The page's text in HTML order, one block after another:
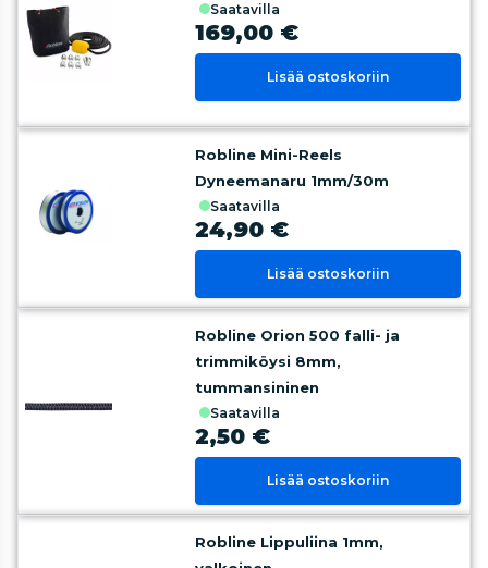
saatavilla
169,00 €
Lisää ostoskoriin
Robline Mini-Reels
Dyneemanaru 1mm/30m
saatavilla
24,90 €
Lisää ostoskoriin
Robline Orion 500 falli- ja
trimmiköysi 8mm,
tummansininen
saatavilla
2,50 €
Lisää ostoskoriin
Robline Lippuliina 1mm,